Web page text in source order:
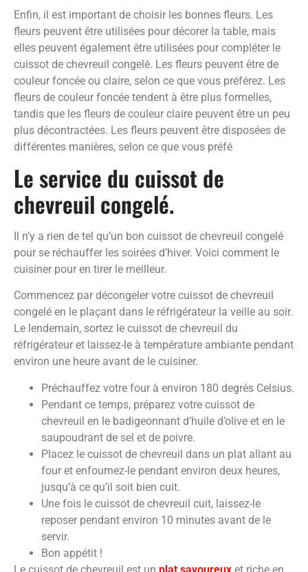
Enfin, il est important de choisir les bonnes fleurs. Les
fleurs peuvent être utilisées pour décorer la table, mais
elles peuvent également être utilisées pour compléter le
cuissot de chevreuil congelé. Les fleurs peuvent être de
couleur foncée ou claire, selon ce que vous préférez. Les
fleurs de couleur foncée tendent à être plus formelles,
tandis que les fleurs de couleur claire peuvent être un peu
plus décontractées. Les fleurs peuvent être disposées de
différentes manières, selon ce que vous préfé
Le service du cuissot de
chevreuil congelé.
Il n’y a rien de tel qu’un bon cuissot de chevreuil congelé
pour se réchauffer les soirées d’hiver. Voici comment le
cuisiner pour en tirer le meilleur.
Commencez par décongeler votre cuissot de chevreuil
congelé en le plaçant dans le réfrigérateur la veille au soir.
Le lendemain, sortez le cuissot de chevreuil du
réfrigérateur et laissez-le à température ambiante pendant
environ une heure avant de le cuisiner.
Préchauffez votre four à environ 180 degrés Celsius.
Pendant ce temps, préparez votre cuissot de
chevreuil en le badigeonnant d’huile d’olive et en le
saupoudrant de sel et de poivre.
Placez le cuissot de chevreuil dans un plat allant au
four et enfournez-le pendant environ deux heures,
jusqu’à ce qu’il soit bien cuit.
Une fois le cuissot de chevreuil cuit, laissez-le
reposer pendant environ 10 minutes avant de le
servir.
Bon appétit !